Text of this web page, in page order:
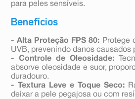
para peles sensíveis.
Benefícios
- Alta Proteção FPS 80: Protege
UVB, prevenindo danos causados
- Controle de Oleosidade:
absorve oleosidade e suor,
duradouro.
- Textura Leve e Toque Seco:
deixar a pele pegajosa ou com